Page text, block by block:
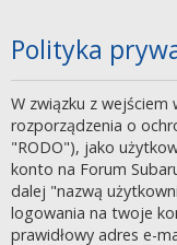
Polityka
W związku z
rozporządzenia o
"RODO"), jako
konto na Forum
dalej "nazwą
logowania na twoje
prawidłowy adres e-